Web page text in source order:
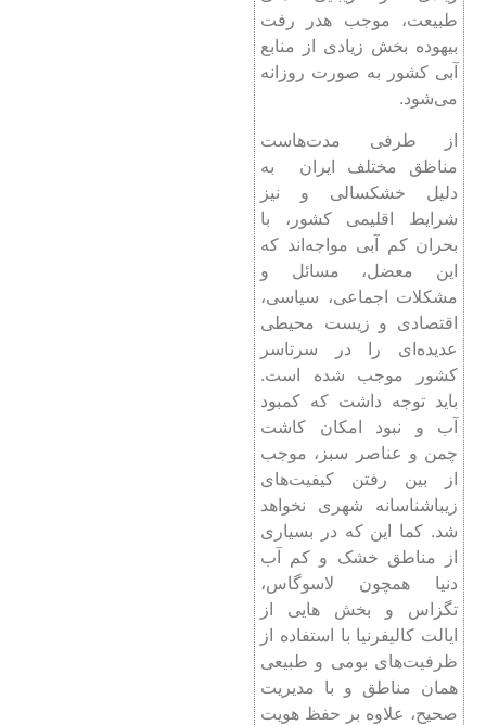
طبیعت، موجب هدر رفت
بیهوده بخش زیادی از منابع
آبی کشور به صورت روزانه
می‌شود.
از طرفی مدت‌‌هاست
مناظق مختلف ایران به
دلیل خشکسالی و نیز
شرایط اقلیمی کشور، با
بحران کم آبی مواجه‌اند که
این معضل، مسائل و
مشکلات اجماعی، سیاسی،
اقتصادی و زیست محیطی
عدیده‌‌ای را در سرتاسر
کشور موجب شده است.
باید توجه داشت که کمبود
آب و نبود امکان کاشت
چمن و عناصر سبز، موجب
از بین رفتن کیفیت‌های
زیباشناسانه شهری نخواهد
شد. کما این که در بسیاری
از مناطق خشک و کم آب
دنیا همچون لاسوگاس،
تگزاس و بخش هایی از
ایالت کالیفرنیا با استفاده از
ظرفیت‌های بومی و طبیعی
همان مناطق و با مدیریت
صحیح، علاوه بر حفظ هویت